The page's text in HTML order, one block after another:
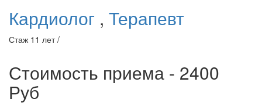
Кардиолог , Терапевт
Стаж 11 лет /
Стоимость приема - 2400
Руб